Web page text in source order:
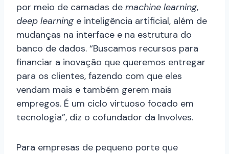
por meio de camadas de machine learning,
deep learninge inteligência artificial, além de
mudanças na interface e na estrutura do
banco de dados. “Buscamos recursos para
financiar a inovação que queremos entregar
para os clientes, fazendo com que eles
vendam mais e também gerem mais
empregos. É um ciclo virtuoso focado em
tecnologia”, diz o cofundador da Involves.
Para empresas de pequeno porte que